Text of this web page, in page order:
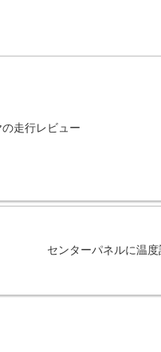
走行レビュー
センターパネルに温度